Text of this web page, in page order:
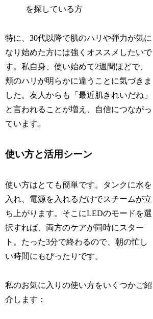
を探している方
特に、30代以降で肌のハリや弾力が気に
なり始めた方には強くオススメしたいで
す。私自身、使い始めて2週間ほどで、
頬のハリが明らかに違うことに気づきま
した。友人からも「最近肌きれいだね」
と言われることが増え、自信につながっ
ています。
使い方と活用シーン
使い方はとても簡単です。タンクに水を
入れ、電源を入れるだけでスチームが立
ち上がります。そこにLEDのモードを選
択すれば、両方のケアが同時にスター
ト。たった3分で終わるので、朝の忙し
い時間にもぴったりです。
私のお気に入りの使い方をいくつかご紹
介します：